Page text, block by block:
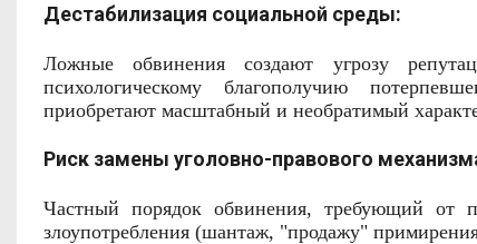
Дестабилизация социальной среды:
Ложные обвинения создают угрозу
психологическому благополучию
приобретают масштабный и необратимый
Риск замены уголовно-правового
Частный порядок обвинения, требующий от
злоупотребления (шантаж, "продажу"